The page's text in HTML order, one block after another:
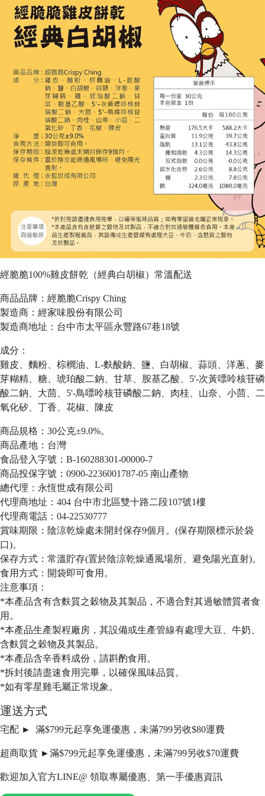
經脆脆100%雞皮餅乾（經典白胡椒）常溫配送
商品品牌：經脆脆Crispy Ching
製造商：經家味股份有限公司
製造商地址：台中市太平區永豐路67巷18號
成分：
雞皮、麵粉、棕櫚油、L-麩酸鈉、鹽、白胡椒、蒜頭、洋蔥、麥
芽糊精、糖、琥珀酸二鈉、甘草、胺基乙酸、5'-次黃嘌呤核苷磷
酸二鈉、大茴、5'-鳥嘌呤核苷磷酸二鈉、肉桂、山奈、小茴、二
氧化矽、丁香、花椒、陳皮
商品規格：30公克±9.0%。
商品產地：台灣
食品登入字號：B-160288301-00000-7
商品投保字號：0900-2236001787-05 南山產物
總代理：永恆世成有限公司
代理商地址：404 台中市北區雙十路二段107號1樓
代理商電話：04-22530777
賞味期限：陰涼乾燥處未開封保存9個月。(保存期限標示於袋
口)。
保存方式：常溫貯存(置於陰涼乾燥通風場所、避免陽光直射)。
食用方式：開袋即可食用。
注意事項：
*本產品含有含麩質之穀物及其製品，不適合對其過敏體質者食
用。
*本產品生產製程廠房，其設備或生產管線有處理大豆、牛奶、
含麩質之穀物及其製品。
*本產品含辛香料成份，請斟酌食用。
*拆封後請盡速食用完畢，以確保風味品質。
*如有零星雞毛屬正常現象。
運送方式
宅配 ► 滿$799元起享免運優惠，未滿799另收$80運費
超商取貨 ►滿$799元起享免運優惠，未滿799另收$70運費
歡迎加入官方LINE@ 領取專屬優惠、第一手優惠資訊